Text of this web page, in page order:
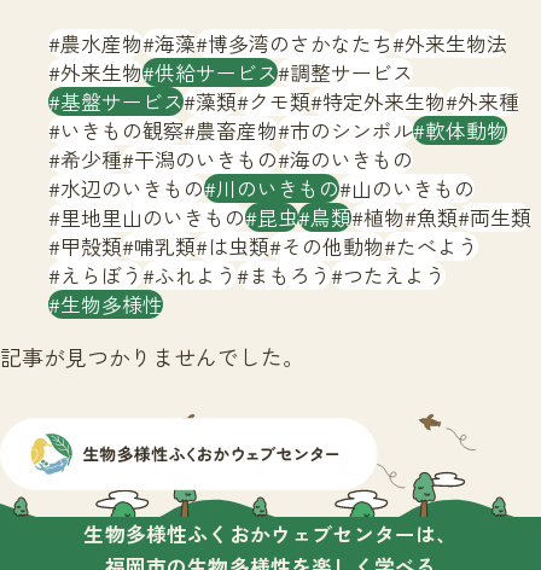
サイトマップ
農水産物 海藻 博多湾のさかなたち 外来生物法
外来生物 供給サービス 調整サービス
基盤サービス 藻類 クモ類 特定外来生物 外来種
いきもの観察 農畜産物 市のシンボル 軟体動物
希少種 干潟のいきもの 海のいきもの
水辺のいきもの 川のいきもの 山のいきもの
里地里山のいきもの 昆虫 鳥類 植物 魚類 両生類
甲殻類 哺乳類 は虫類 その他動物 たべよう
えらぼう ふれよう まもろう つたえよう
生物多様性
記事が見つかりませんでした。
生物多様性ふくおかウェブセンターは、